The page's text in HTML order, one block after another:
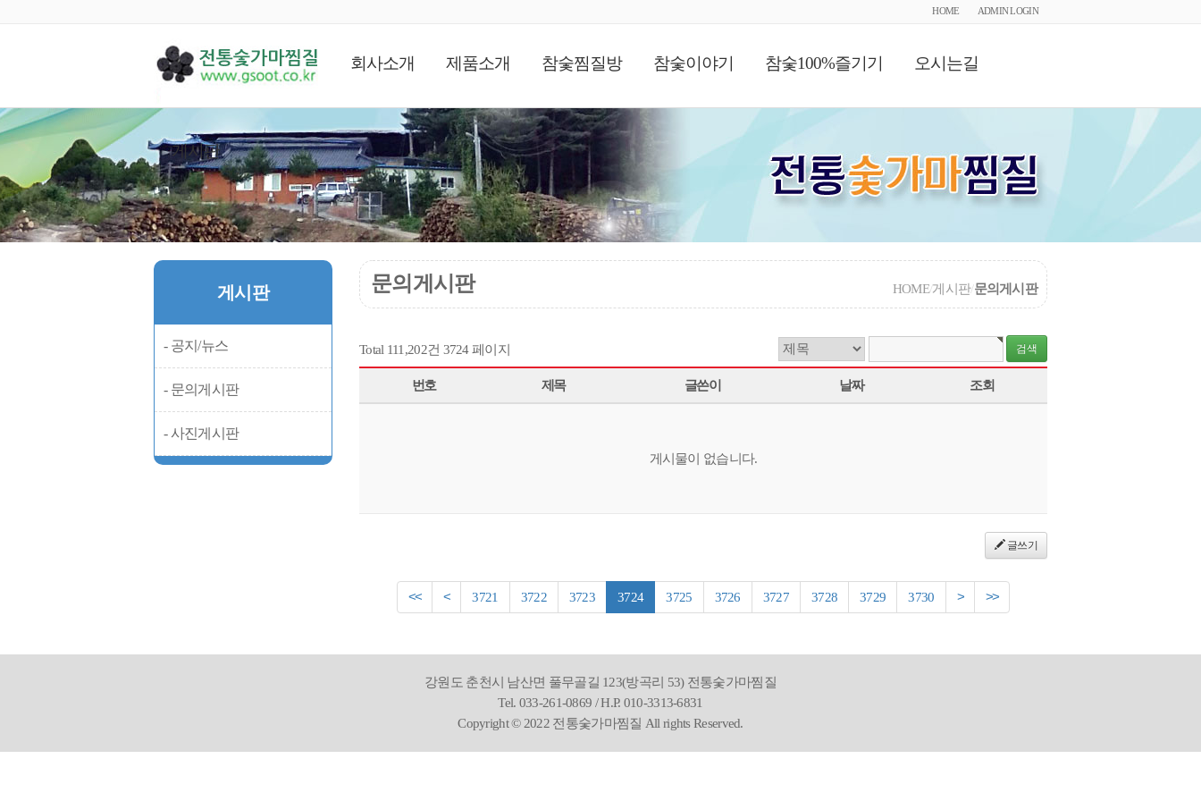
HOME ADMIN LOGIN
회사소개 제품소개 참숯찜질방 참숯이야기 참숯100%즐기기 오시는길
게시판
게시판
- 공지/뉴스
- 문의게시판
- 사진게시판
문의게시판 HOME/게시판/문의게시판
Total 111,202건 3724 페이지
번호 제목 글쓴이 날짜 조회
게시물이 없습니다.
글쓰기
<< < 3721 3722 3723 3724 3725 3726 3727 3728 3729 3730 > >>
강원도 춘천시 남산면 풀무골길 123(방곡리 53) 전통숯가마찜질
Tel. 033-261-0869 / H.P. 010-3313-6831
Copyright © 2022 전통숯가마찜질 All rights Reserved.